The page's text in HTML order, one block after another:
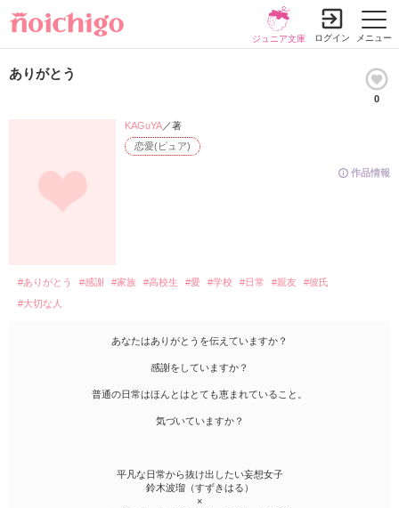
メニュー
ジュニア文庫 ログイン
ありがとう
0
作品情報
恋愛(ピュア)
KAGuYA／著
#ありがとう #感謝 #家族 #高校生 #愛 #学校 #日常 #親友
#彼氏
#大切な人
あなたはありがとうを伝えていますか？
感謝をしていますか？
普通の日常はほんとはとても恵まれていること。
気づいていますか？
平凡な日常から抜け出したい妄想女子
鈴木波瑠（すずきはる）
×